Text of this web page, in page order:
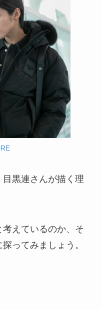
黒連さんが描く理
えているのか、そ
ってみましょう。